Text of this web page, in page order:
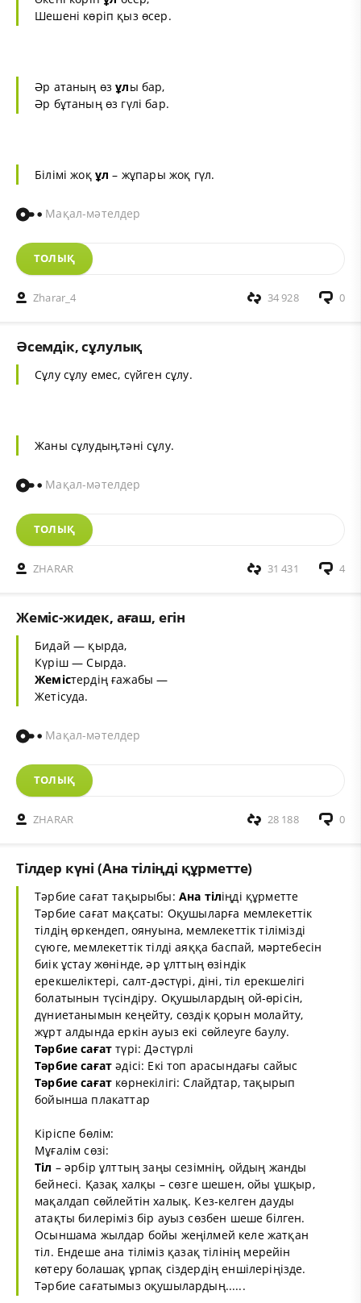
Шешені көріп қыз өсер.
Әр атаның өзұлы бар,
Әр бұтаның өз гүлі бар.
Білімі жоқ ұл – жұпары жоқ гүл.
Мақал-мәтелдер
ТОЛЫҚ
Zharar_4 0
34 928
Әсемдік, сұлулық
Сұлу сұлу емес, сүйген сұлу.
Жаны сұлудың,тәні сұлу.
Мақал-мәтелдер
ТОЛЫҚ
ZHARAR 4
31 431
Жеміс-жидек, ағаш, егін
Бидай — қырда,
Күріш — Сырда.
Жемістердің ғажабы —
Жетісуда.
Мақал-мәтелдер
ТОЛЫҚ
ZHARAR 0
28 188
Тілдер күні (Ана тіліңді құрметте)
Тәрбие сағат тақырыбы: Ана тіліңді құрметте
Тәрбие сағат мақсаты: Оқушыларға мемлекеттік
тілдің өркендеп, оянуына, мемлекеттік тілімізді
сүюге, мемлекеттік тілді аяққа баспай, мәртебесін
биік ұстау жөнінде, әр ұлттың өзіндік
ерекшеліктері, салт-дәстүрі, діні, тіл ерекшелігі
болатынын түсіндіру. Оқушылардың ой-өрісін,
дүниетанымын кеңейту, сөздік қорын молайту,
жұрт алдында еркін ауыз екі сөйлеуге баулу.
Тәрбие сағат түрі: Дәстүрлі
Тәрбие сағат әдісі: Екі топ арасындағы сайыс
Тәрбие сағат көрнекілігі: Слайдтар, тақырып
бойынша плакаттар
Кіріспе бөлім:
Мұғалім сөзі:
Тіл – әрбір ұлттың заңы сезімнің, ойдың жанды
бейнесі. Қазақ халқы – сөзге шешен, ойы ұшқыр,
мақалдап сөйлейтін халық. Кез-келген дауды
атақты билеріміз бір ауыз сөзбен шеше білген.
Осыншама жылдар бойы жеңілмей келе жатқан
тіл. Ендеше ана тіліміз қазақ тілінің мерейін
көтеру болашақ ұрпақ сіздердің еншілеріңізде.
Тәрбие сағатымыз оқушылардың......